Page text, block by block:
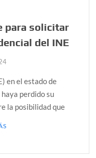
para solicitar
del INE
en el estado de
perdido su
la posibilidad que